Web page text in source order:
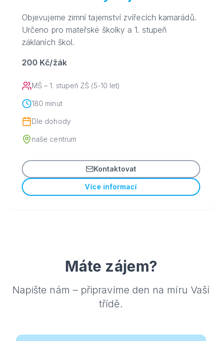
Objevujeme zimní tajemství zvířecích kamarádů.
Určeno pro mateřské školky a 1. stupeň
záklaních škol.
200 Kč/žák
MŠ – 1. stupeň ZŠ (5-10 let)
180 minut
Dle dohody
naše centrum
Kontaktovat
Více informací
Máte zájem?
Napište nám – připravíme den na míru Vaší
třídě.